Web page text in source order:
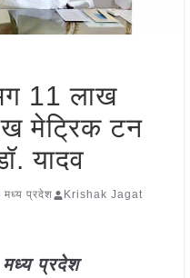
11 लाख
मेट्रिक टन
यादव
मध्य प्रदेश Krishak Jagat
मध्य प्रदेश